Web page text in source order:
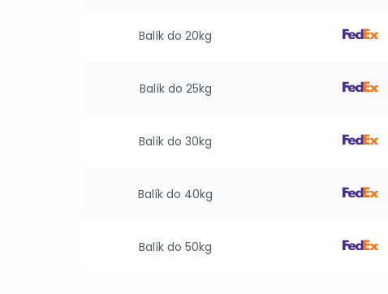
Balík do 20kg
Balík do 25kg
Balík do 30kg
Balík do 40kg
Balík do 50kg